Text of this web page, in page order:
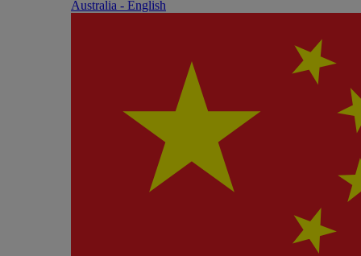
Australia - English